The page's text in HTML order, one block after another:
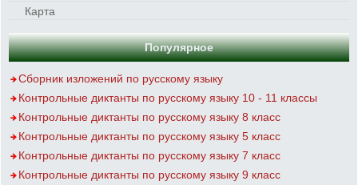
Карта
Популярное
Сборник изложений по русскому языку
Контрольные диктанты по русскому языку 10 - 11 классы
Контрольные диктанты по русскому языку 8 класс
Контрольные диктанты по русскому языку 5 класс
Контрольные диктанты по русскому языку 7 класс
Контрольные диктанты по русскому языку 9 класс